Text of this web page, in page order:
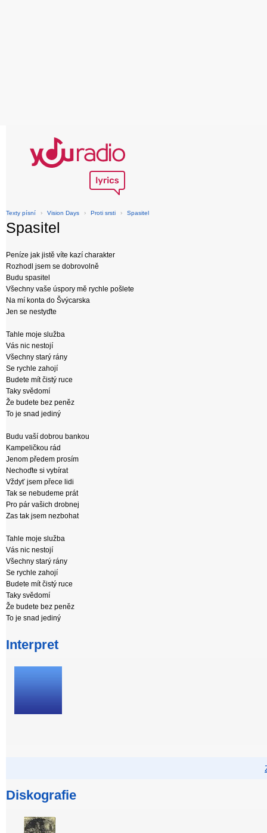
Texty písní › Vision Days › Proti srsti › Spasitel
Spasitel
Peníze jak jistě víte kazí charakter
Rozhodl jsem se dobrovolně
Budu spasitel
Všechny vaše úspory mě rychle pošlete
Na mí konta do Švýcarska
Jen se nestyďte
Tahle moje služba
Vás nic nestojí
Všechny starý rány
Se rychle zahojí
Budete mít čistý ruce
Taky svědomí
Že budete bez peněz
To je snad jediný
Budu vaší dobrou bankou
Kampeličkou rád
Jenom předem prosím
Nechoďte si vybírat
Vždyť jsem přece lidi
Tak se nebudeme prát
Pro pár vašich drobnej
Zas tak jsem nezbohat
Tahle moje služba
Vás nic nestojí
Všechny starý rány
Se rychle zahojí
Budete mít čistý ruce
Taky svědomí
Že budete bez peněz
To je snad jediný
Interpret
Diskografie